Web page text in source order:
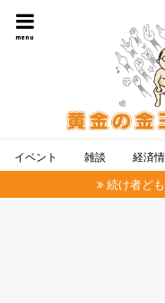
menu
イベント 雑談 経済
続け者ど